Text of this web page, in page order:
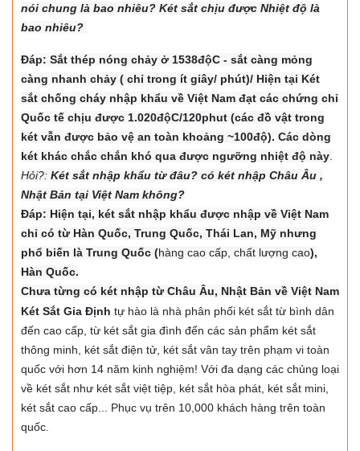
nói chung là bao nhiêu? Két sắt chịu được Nhiệt độ là
bao nhiêu?
Đáp: Sắt thép nóng chảy ở 1538độC - sắt càng mỏng
càng nhanh chảy ( chỉ trong ít giây/ phút)/ Hiện tại Két
sắt chống cháy nhập khẩu về Việt Nam đạt các chứng chỉ
Quốc tế chịu được 1.020độC/120phut (các đồ vật trong
két vẫn được bảo vệ an toàn khoảng ~100độ). Các dòng
két khác chắc chắn khó qua được ngưỡng nhiệt độ này
Hỏi?: Két sắt nhập khẩu từ đâu? có két nhập Châu Âu ,
Nhật Bản tại Việt Nam không?
Đáp: Hiện tại, két sắt nhập khẩu được nhập về Việt Nam
chỉ có từ Hàn Quốc, Trung Quốc, Thái Lan, Mỹ nhưng
phổ biến là Trung Quốc (hàng cao cấp, chất lượng cao),
Hàn Quốc.
Chưa từng có két nhập từ Châu Âu, Nhật Bản về Việt Nam
Két Sắt Gia Định tự hào là nhà phân phối két sắt từ bình dân
đến cao cấp, từ két sắt gia đình đến các sản phẩm két sắt
thông minh, két sắt điện tử, két sắt vân tay trên phạm vi toàn
quốc với hơn 14 năm kinh nghiệm! Với đa dạng các chủng loại
về két sắt như két sắt việt tiệp, két sắt hòa phát, két sắt mini,
két sắt cao cấp... Phục vụ trên 10,000 khách hàng trên toàn
quốc.